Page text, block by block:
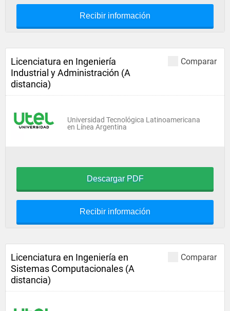
Recibir información
Comparar
Licenciatura en Ingeniería
Industrial y Administración (A
distancia)
Universidad Tecnológica Latinoamericana
en Línea Argentina
Descargar PDF
Recibir información
Comparar
Licenciatura en Ingeniería en
Sistemas Computacionales (A
distancia)